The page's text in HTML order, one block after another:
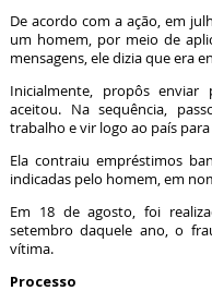
De acordo com a ação, em
um homem, por meio de
mensagens, ele dizia que era
Inicialmente, propôs enviar
aceitou. Na sequência,
trabalho e vir logo ao país
Ela contraiu empréstimos
indicadas pelo homem, em
Em 18 de agosto, foi
setembro daquele ano, o
vítima.
Processo